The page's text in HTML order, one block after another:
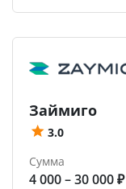
Займиго
3.0
Сумма
4 000 – 30 000 ₽